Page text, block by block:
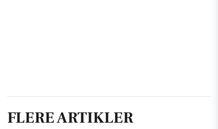
FLERE ARTIKLER